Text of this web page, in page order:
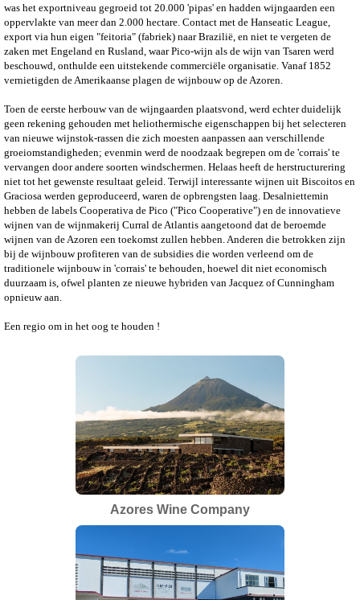
was het exportniveau gegroeid tot 20.000 'pipas' en hadden wijngaarden een
oppervlakte van meer dan 2.000 hectare. Contact met de Hanseatic League,
export via hun eigen "feitoria" (fabriek) naar Brazilië, en niet te vergeten de
zaken met Engeland en Rusland, waar Pico-wijn als de wijn van Tsaren werd
beschouwd, onthulde een uitstekende commerciële organisatie. Vanaf 1852
vernietigden de Amerikaanse plagen de wijnbouw op de Azoren.
Toen de eerste herbouw van de wijngaarden plaatsvond, werd echter duidelijk
geen rekening gehouden met heliothermische eigenschappen bij het selecteren
van nieuwe wijnstok-rassen die zich moesten aanpassen aan verschillende
groeiomstandigheden; evenmin werd de noodzaak begrepen om de 'corrais' te
vervangen door andere soorten windschermen. Helaas heeft de herstructurering
niet tot het gewenste resultaat geleid. Terwijl interessante wijnen uit Biscoitos en
Graciosa werden geproduceerd, waren de opbrengsten laag. Desalniettemin
hebben de labels Cooperativa de Pico ("Pico Cooperative") en de innovatieve
wijnen van de wijnmakerij Curral de Atlantis aangetoond dat de beroemde
wijnen van de Azoren een toekomst zullen hebben. Anderen die betrokken zijn
bij de wijnbouw profiteren van de subsidies die worden verleend om de
traditionele wijnbouw in 'corrais' te behouden, hoewel dit niet economisch
duurzaam is, ofwel planten ze nieuwe hybriden van Jacquez of Cunningham
opnieuw aan.
Een regio om in het oog te houden !
Azores Wine Company